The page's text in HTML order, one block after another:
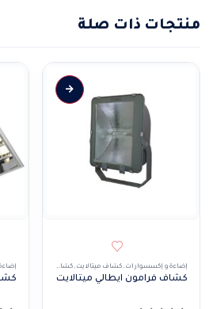
منتجات ذات صلة
إضاءة و إكسسوارات , كشاف ميتالايت , كشافات كشافات خارجى
كشاف فرامون ايطالي ميتالايت